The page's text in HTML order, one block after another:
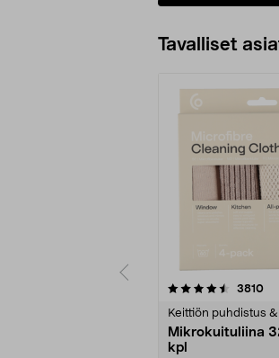
Tavalliset
3810
Keittiön puhdistus
Mikrokuituliina
kpl
4.5viidestä